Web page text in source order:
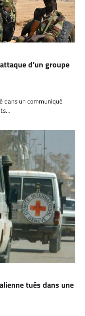
d’un groupe
dans un communiqué
tués dans une